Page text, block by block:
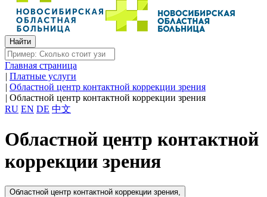
Главная страница
| Платные услуги
| Областной центр контактной коррекции зрения
| Областной центр контактной коррекции зрения
RU EN DE 中文
Областной центр контактной
коррекции зрения
Областной центр контактной коррекции зрения,